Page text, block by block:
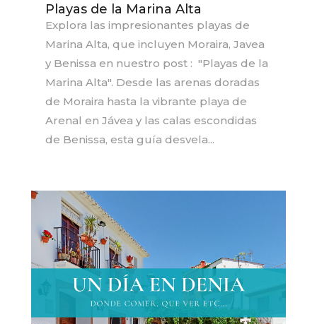
Playas de la Marina Alta
Explora las impresionantes playas de
Marina Alta, que incluyen Moraira, Javea
y Benissa en nuestro post : "Playas de la
Marina Alta". Desde las arenas doradas
de Moraira hasta la vibrante playa de
Arenal en Jávea y las calas escondidas
de Benissa, esta guía desvela...